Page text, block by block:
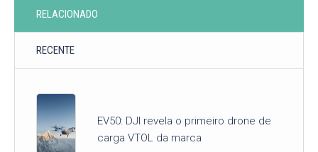
RELACIONADO
RECENTE
EV50: DJI revela o primeiro drone de
carga VTOL da marca